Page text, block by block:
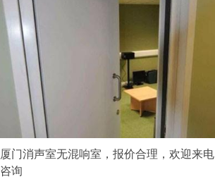
厦门消声室无混响室，报价合理，欢迎来电
咨询